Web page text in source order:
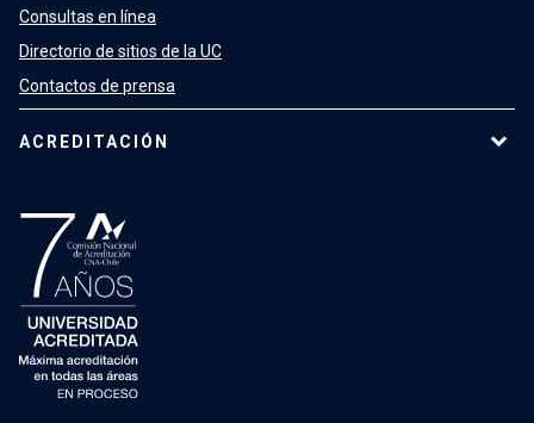
Consultas en línea
Directorio de sitios de la UC
Contactos de prensa
ACREDITACIÓN